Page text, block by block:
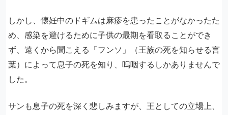
しかし、懐妊中のドギムは麻疹を患ったことがなかったた
め、感染を避けるために子供の最期を看取ることができ
ず、遠くから聞こえる「フンソ」（王族の死を知らせる言
葉）によって息子の死を知り、嗚咽するしかありませんで
した。
サンも息子の死を深く悲しみますが、王としての立場上、